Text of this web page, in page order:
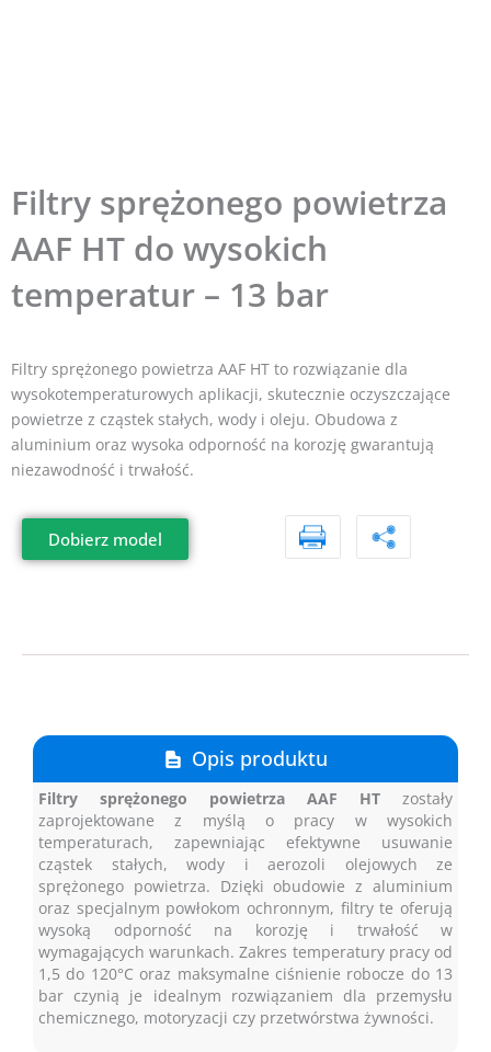
Filtry sprężonego powietrza
AAF HT do wysokich
temperatur – 13 bar
Filtry sprężonego powietrza AAF HT to rozwiązanie dla
wysokotemperaturowych aplikacji, skutecznie oczyszczające
powietrze z cząstek stałych, wody i oleju. Obudowa z
aluminium oraz wysoka odporność na korozję gwarantują
niezawodność i trwałość.
Dobierz model
Opis produktu
Filtry sprężonego powietrza AAF HT zostały
zaprojektowane z myślą o pracy w wysokich
temperaturach, zapewniając efektywne usuwanie
cząstek stałych, wody i aerozoli olejowych ze
sprężonego powietrza. Dzięki obudowie z aluminium
oraz specjalnym powłokom ochronnym, filtry te oferują
wysoką odporność na korozję i trwałość w
wymagających warunkach. Zakres temperatury pracy od
1,5 do 120°C oraz maksymalne ciśnienie robocze do 13
bar czynią je idealnym rozwiązaniem dla przemysłu
chemicznego, motoryzacji czy przetwórstwa żywności.